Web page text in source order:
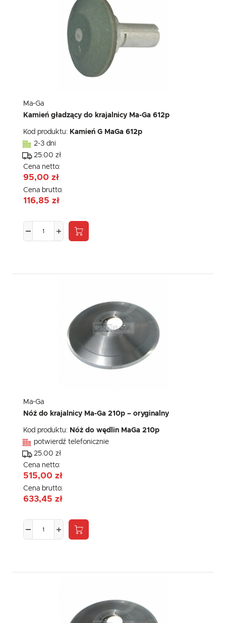
Ma-Ga
Kamień gładzący do krajalnicy Ma-Ga 612p
Kod produktu: Kamień G MaGa 612p
2-3 dni
25.00 zł
Cena netto:
95,00 zł
Cena brutto:
116,85 zł
Ma-Ga
Nóż do krajalnicy Ma-Ga 210p – oryginalny
Kod produktu: Nóż do wędlin MaGa 210p
potwierdź telefonicznie
25.00 zł
Cena netto:
515,00 zł
Cena brutto:
633,45 zł